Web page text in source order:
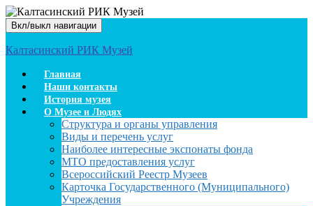
Вкл/выкл навигации
Калтасинский РИК Музей
Главная
Наши контакты
История музея
О Музее и Людях
Структура и органы управления
Виды и перечень услуг
Наиболее интересные экспонаты фонда
МТО предоставления услуг
Всероссийский Реестр Музеев
Карточка Государственного (Муниципального)
Учреждения